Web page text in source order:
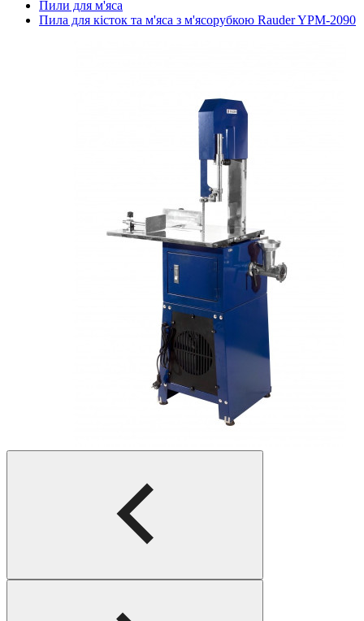
Пили для м'яса
Пила для кісток та м'яса з м'ясорубкою Rauder YPM-2090